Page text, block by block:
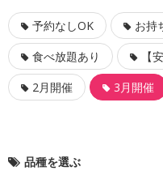
予約なしOK お持
食べ放題あり
【
2月開催
3月開催
品種を選ぶ